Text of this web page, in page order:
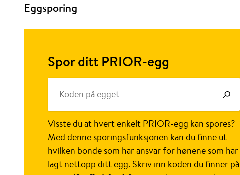
Eggsporing
Spor ditt PRIOR-egg
Visste du at hvert enkelt PRIOR-egg kan spores?
Med denne sporingsfunksjonen kan du finne ut
hvilken bonde som har ansvar for hønene som har
lagt nettopp ditt egg. Skriv inn koden du finner på